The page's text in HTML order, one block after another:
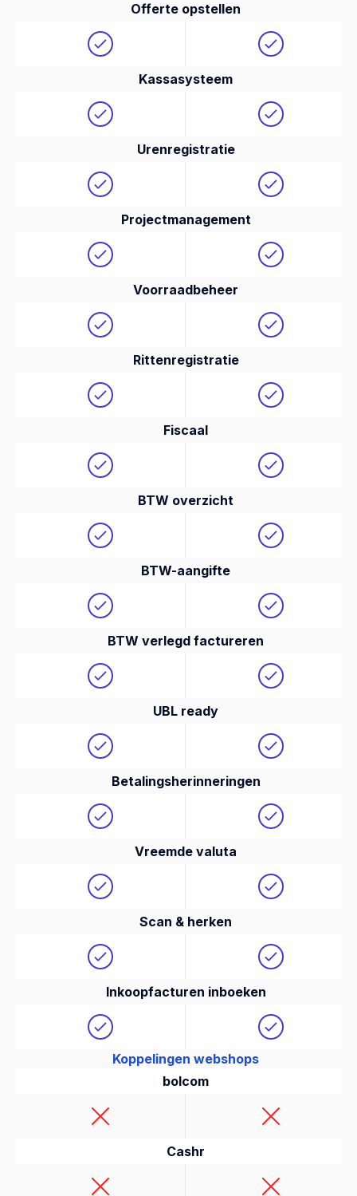
Offerte opstellen
Kassasysteem
Urenregistratie
Projectmanagement
Voorraadbeheer
Rittenregistratie
Fiscaal
BTW overzicht
BTW-aangifte
BTW verlegd factureren
UBL ready
Betalingsherinneringen
Vreemde valuta
Scan & herken
Inkoopfacturen inboeken
Koppelingen webshops
bolcom
Cashr